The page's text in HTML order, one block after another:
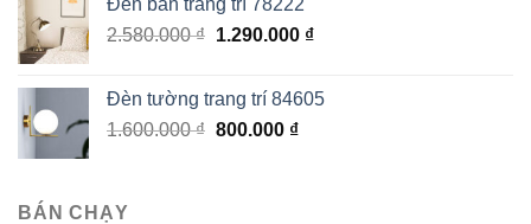
4.752.000 ₫.
2.376.000 ₫.
2.580.000₫ Giá
2.580.000 ₫.
1.290.000 ₫Giá
là:
Đèn tường trang trí 84605
1.600.000₫ Giá
800.000 ₫Giá
BÁN CHẠY